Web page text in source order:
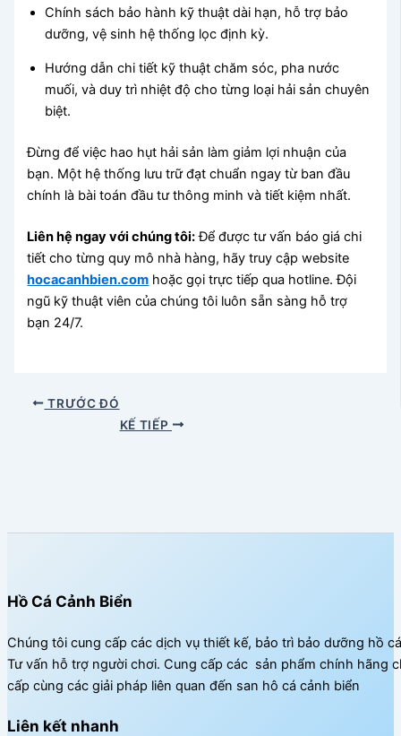
Chính sách bảo hành kỹ thuật dài hạn, hỗ trợ bảo
dưỡng, vệ sinh hệ thống lọc định kỳ.
Hướng dẫn chi tiết kỹ thuật chăm sóc, pha nước
muối, và duy trì nhiệt độ cho từng loại hải sản chuyên
biệt.
Đừng để việc hao hụt hải sản làm giảm lợi nhuận của
bạn. Một hệ thống lưu trữ đạt chuẩn ngay từ ban đầu
chính là bài toán đầu tư thông minh và tiết kiệm nhất.
Liên hệ ngay với chúng tôi:Để được tư vấn báo giá chi
tiết cho từng quy mô nhà hàng, hãy truy cập website
hocacanhbien.com hoặc gọi trực tiếp qua hotline. Đội
ngũ kỹ thuật viên của chúng tôi luôn sẵn sàng hỗ trợ
bạn 24/7.
TRƯỚC ĐÓ
KẾ TIẾP
Hồ Cá Cảnh Biển
Chúng tôi cung cấp các dịch vụ thiết kế, bảo trì bảo dưỡng hồ
Tư vấn hỗ trợ người chơi. Cung cấp các sản phẩm chính hãng
cấp cùng các giải pháp liên quan đến san hô cá cảnh biển
Liên kết nhanh